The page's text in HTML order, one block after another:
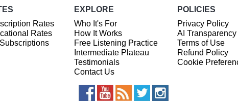
Rates
Rates
EXPLORE
Who It's For
How It Works
Free Listening Practice
Intermediate Plateau
Testimonials
Contact Us
POLICIES
Privacy Policy
AI
Terms of Use
Refund Policy
Cookie